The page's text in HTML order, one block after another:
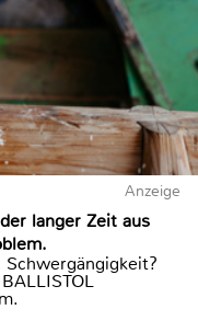
Anzeige
langer Zeit aus